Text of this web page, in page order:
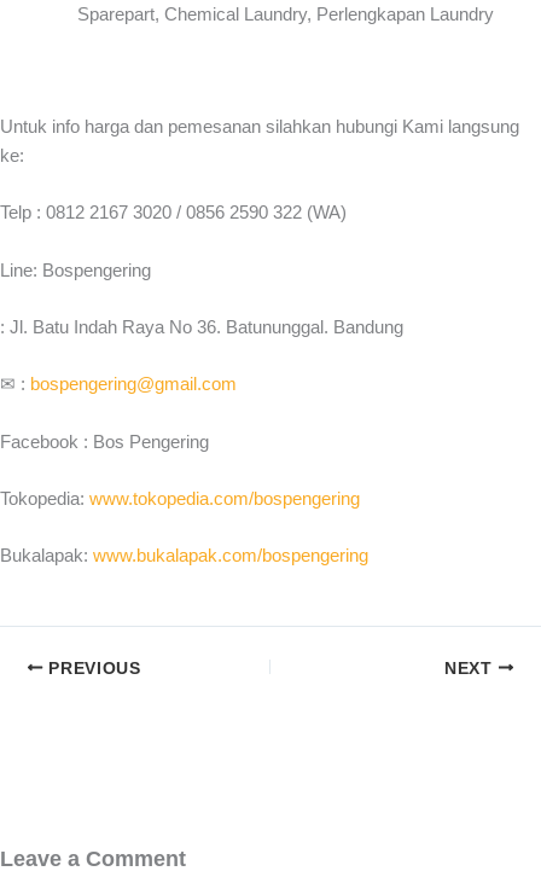
Sparepart, Chemical Laundry, Perlengkapan Laundry
Untuk info harga dan pemesanan silahkan hubungi Kami langsung
ke:
Telp : 0812 2167 3020 / 0856 2590 322 (WA)
Line: Bospengering
: Jl. Batu Indah Raya No 36. Batununggal. Bandung
✉ : bospengering@gmail.com
Facebook : Bos Pengering
Tokopedia: www.tokopedia.com/bospengering
Bukalapak: www.bukalapak.com/bospengering
PREVIOUS NEXT
Leave a Comment